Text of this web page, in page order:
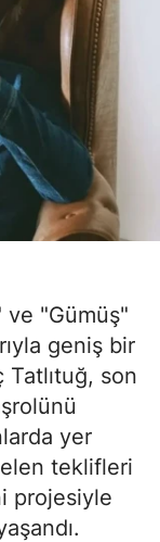
ve "Gümüş"
geniş bir
son
yer
teklifleri
projesiyle